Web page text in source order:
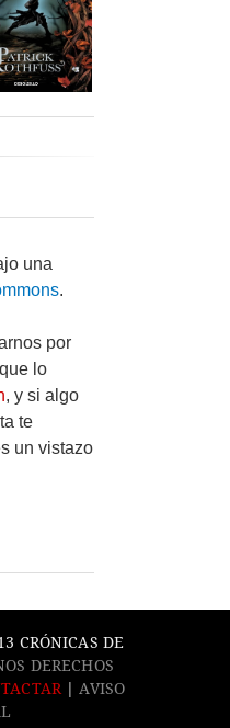
una
.
por
lo
, y si algo
te
un vistazo
CRÓNICAS DE
DERECHOS
|AVISO